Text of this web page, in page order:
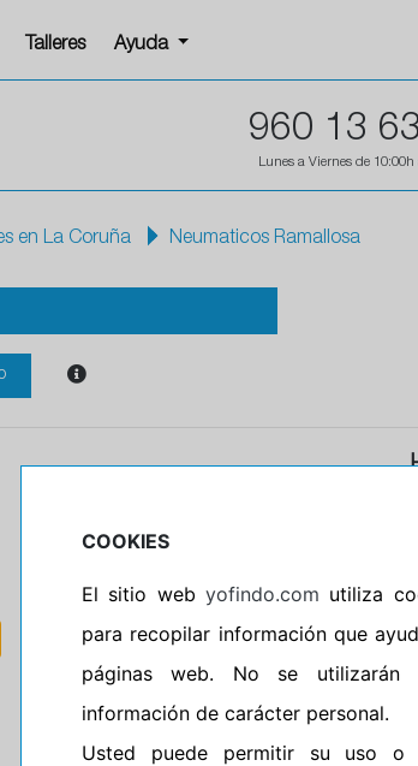
Talleres Ayuda
960 13
Lunes a Viernes de 10:00h
en La Coruña Neumaticos Ramallosa
COOKIES
El sitio web yofindo.com utiliza
para recopilar información que
páginas web. No se utilizarán
información de carácter personal.
Usted puede permitir su uso o